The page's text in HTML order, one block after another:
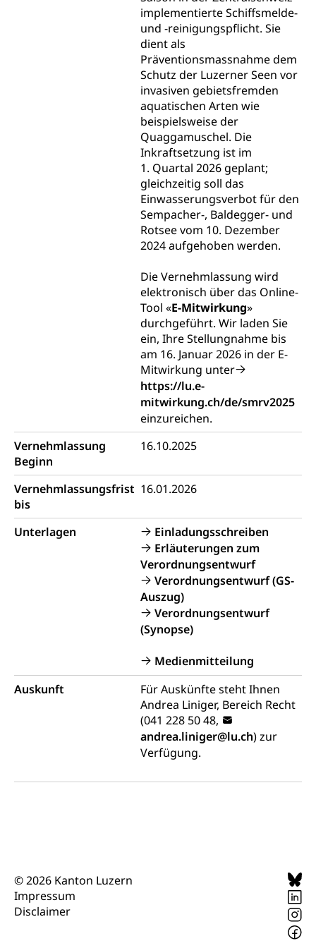
implementierte Schiffsmelde-
und -reinigungspflicht. Sie
dient als
Präventionsmassnahme dem
Schutz der Luzerner Seen vor
invasiven gebietsfremden
aquatischen Arten wie
beispielsweise der
Quaggamuschel. Die
Inkraftsetzung ist im
1. Quartal 2026 geplant;
gleichzeitig soll das
Einwasserungsverbot für den
Sempacher-, Baldegger- und
Rotsee vom 10. Dezember
2024 aufgehoben werden.
Die Vernehmlassung wird
elektronisch über das Online-
Tool «E-Mitwirkung»
durchgeführt. Wir laden Sie
ein, Ihre Stellungnahme bis
am 16. Januar 2026 in der E-
Mitwirkung unter
https://lu.e-
mitwirkung.ch/de/smrv2025
einzureichen.
Vernehmlassung
Beginn
16.10.2025
Vernehmlassungsfrist
bis
16.01.2026
Unterlagen
Einladungsschreiben
Erläuterungen zum
Verordnungsentwurf
Verordnungsentwurf (GS-
Auszug)
Verordnungsentwurf
(Synopse)
Medienmitteilung
Auskunft
Für Auskünfte steht Ihnen
Andrea Liniger, Bereich Recht
(041 228 50 48,
andrea.liniger@lu.ch) zur
Verfügung.
© 2026 Kanton Luzern
Impressum
Disclaimer
Informatikmittelschule
Wirtschaftsmittelschule
FMS und Vollzeitschulen mit BM
Kindergarten & Basisstufe
Förderangebote
Sonderschulung
Musikschulen
Schulferien
Früherziehung
Schuldienste
Betreuungsangebote
Schulliste
Heilpädagogische Schulen
Finanzielle Unterstützung für Ausbildung
Pflege HF oder Studium Pflege FH
Fachstelle Stipendien (beruf.lu.ch)
Studienbeiträge Höhere Berufsbildung
Finanzielle Unterstützung Pädagogische
Hochschule PHLU
Stipendien Hochschule Luzern hslu
Technische Hochschule, Studium,
Hochschulstudium, Universitätsstudium,
universitäre Ausbildung, akademische Ausbildung,
Hochschulbildung, Hochschule, universitäre
Hochschule, Bachelor, Master, Doktorat,
Weiterbildung, Forschung, Entwicklung,
Dienstleistungen, Hochschule Luzern,
Fachhochschule Zentralschweiz, HSLU,
Pädagogische Hochschule Luzern, PH Luzern, UniLU,
swissuniversities (Dachorganisation der Schweizer
swissuniversities
Universität Luzern
Fachstelle Hochschulbildung
Kindergarten, Kinderkrippe, Krippe, Kinderhort,
Kindertagesstätte, Spielgruppe, Tagesmutter,
Freiwilliges Kindergarten Jahr
Kinderbetreuung
Freiwilliges Kindergarten Jahr
Frühe Sprachförderung
Kindergarten & Basisstufe
Frühe Förderung
Gesundheit und Soziales
Konsumentenrechte, Produktsicherheit,
Preisüberwachung, Preisüberwacher,
Konsumentenorganisation, parallele Einfuhr,
regionale Erschöpfung, nationale Erschöpfung,
internationale Erschöpfung, Preisabsprache, Kartell,
Lebensmittelkontrolle und
Verbraucherschutz
Krankenversicherung
Unfallversicherung, Berufsunfallversicherung,
Krankheit, Unfall, Prämienverbilligung,
Krankenkasse
Krankenversicherung (WAS Luzern)
Prämienverbilligung (WAS Luzern)
Obligatorische Krankenversicherung (WAS
Luzern)
Kranken- und Unfallversicherung
Lebensmittelsicherheit
sichere Lebensmittel, Lebensmittelkontrolle,
Lebensmittelhygiene, Produktesicherheit
Trinkwasser
Lebensmittel
Gesundheitsvorsorge, Wellness, Unfallverhütung,
Suchtprävention, Alkoholprävention,
Tabakprävention, Primärprävention,
Darmkrebsvorsorge
Kantonales Tabakpräventionsprogramm
Gesundheitsförderung
Prävention (Polizei)
Soziale Sicherheit
Sozialversicherungen, Sozialpolitik,
Arbeitslosenversicherung,
Mutterschaftsversicherung, Krankenversicherung,
Unfallversicherung, Invalidenversicherung,
Soziales und Gesellschaft (Dienststelle)
Fachstelle Sucht Region Luzern
Gesundheitsversorgung
Gesundheitsversorgung, Spital, Pflegeinitiative,